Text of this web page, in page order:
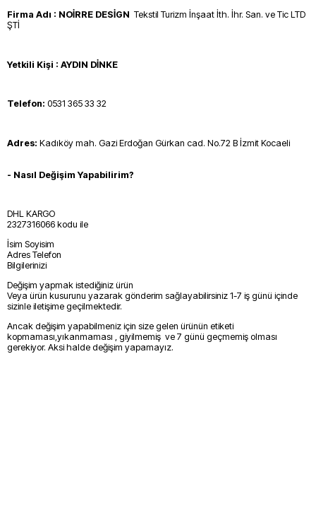
Firma Adı : NOİRRE DESİGN Tekstil Turizm İnşaat İth. İhr. San. ve Tic LTD
ŞTİ
Yetkili Kişi : AYDIN DİNKE
Telefon: 0531 365 33 32
Adres: Kadıköy mah. Gazi Erdoğan Gürkan cad. No.72 B İzmit Kocaeli
- Nasıl Değişim Yapabilirim?
DHL KARGO
2327316066 kodu ile
İsim Soyisim
Adres Telefon
Bilgilerinizi
Değişim yapmak istediğiniz ürün
Veya ürün kusurunu yazarak gönderim sağlayabilirsiniz 1-7 iş günü içinde
sizinle iletişime geçilmektedir.
Ancak değişim yapabilmeniz için size gelen ürünün etiketi
kopmaması,yıkanmaması , giyilmemiş ve 7 günü geçmemiş olması
gerekiyor. Aksi halde değişim yapamayız.